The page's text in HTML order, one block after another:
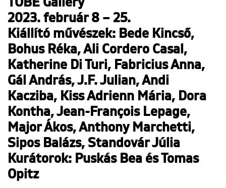
TOBE Gallery
2023. február 8 – 25.
Kiállító művészek: Bede Kincső,
Bohus Réka, Ali Cordero Casal,
Katherine Di Turi, Fabricius Anna,
Gál András, J.F. Julian, Andi
Kacziba, Kiss Adrienn Mária, Dora
Kontha, Jean-François Lepage,
Major Ákos, Anthony Marchetti,
Sipos Balázs, Standovár Júlia
Kurátorok: Puskás Bea és Tomas
Opitz